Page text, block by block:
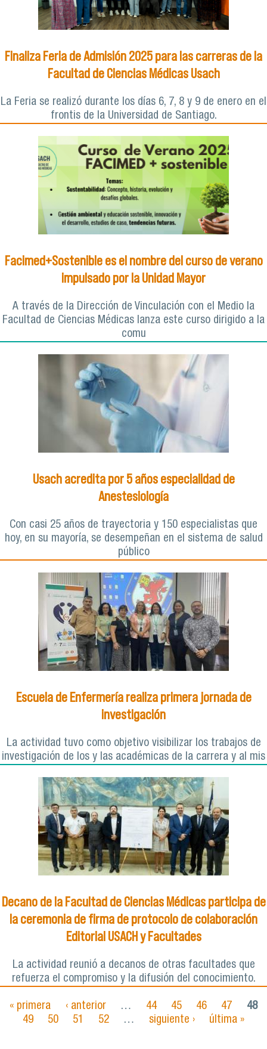
Finaliza Feria de Admisión 2025 para las carreras de la
Facultad de Ciencias Médicas Usach
La Feria se realizó durante los días 6, 7, 8 y 9 de enero en el
frontis de la Universidad de Santiago.
Facimed+Sostenible es el nombre del curso de verano
impulsado por la Unidad Mayor
A través de la Dirección de Vinculación con el Medio la
Facultad de Ciencias Médicas lanza este curso dirigido a la
comu
Usach acredita por 5 años especialidad de
Anestesiología
Con casi 25 años de trayectoria y 150 especialistas que
hoy, en su mayoría, se desempeñan en el sistema de salud
público
Escuela de Enfermería realiza primera jornada de
investigación
La actividad tuvo como objetivo visibilizar los trabajos de
investigación de los y las académicas de la carrera y al mis
Decano de la Facultad de Ciencias Médicas participa de
la ceremonia de firma de protocolo de colaboración
Editorial USACH y Facultades
La actividad reunió a decanos de otras facultades que
refuerza el compromiso y la difusión del conocimiento.
Páginas
« primera ‹ anterior … 44 45 46 47
48
49
50 51 52 … siguiente › última »